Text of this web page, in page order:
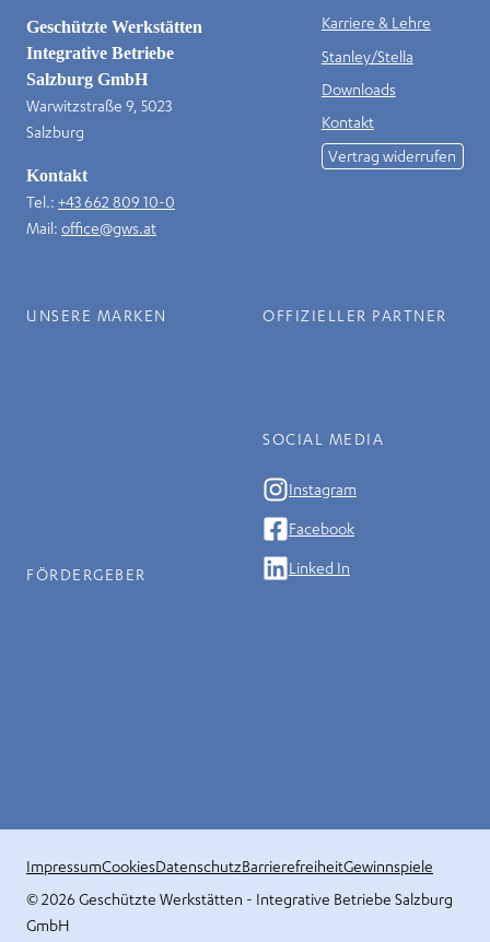
Geschützte Werkstätten
Integrative Betriebe
Salzburg GmbH
Warwitzstraße 9, 5023
Salzburg
Kontakt
Tel.: +43 662 809 10-0
Mail: office@gws.at
Karriere & Lehre
Stanley/Stella
Downloads
Kontakt
Vertrag widerrufen
UNSERE MARKEN
FÖRDERGEBER
OFFIZIELLER PARTNER
SOCIAL MEDIA
Instagram
Facebook
Linked In
© 2026 ‍Geschützte Werkstätten - Integrative Betriebe Salzburg
GmbH
ImpressumCookiesDatenschutzBarrierefreiheitGewinnspiele